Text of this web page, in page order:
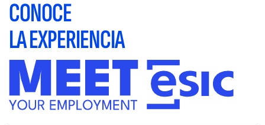
CONOCE
LA EXPERIENCIA